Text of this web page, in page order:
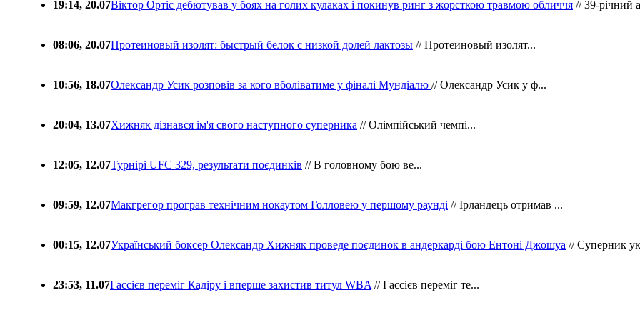
19:14, 20.07Віктор Ортіс дебютував у боях на голих кулаках і покинув ринг з жорсткою травмою обличчя // 39-річний
08:06, 20.07Протеиновый изолят: быстрый белок с низкой долей лактозы // Протеиновый изолят...
10:56, 18.07Олександр Усик розповів за кого вболіватиме у фіналі Мундіалю // Олександр Усик у ф...
20:04, 13.07Хижняк дізнався ім'я свого наступного суперника // Олімпійський чемпі...
12:05, 12.07Турнірі UFC 329, результати поєдинків // В головному бою ве...
09:59, 12.07Макгрегор програв технічним нокаутом Голловею у першому раунді // Ірландець отримав ...
00:15, 12.07Український боксер Олександр Хижняк проведе поєдинок в андеркарді бою Ентоні Джошуа // Суперник
23:53, 11.07Гассієв переміг Кадіру і вперше захистив титул WBA // Гассієв переміг те...